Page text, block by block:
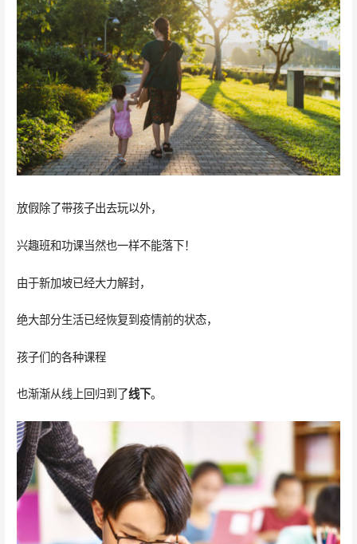
放假除了带孩子出去玩以外，
兴趣班和功课当然也一样不能落下！
由于新加坡已经大力解封，
绝大部分生活已经恢复到疫情前的状态，
孩子们的各种课程
也渐渐从线上回归到了线下。